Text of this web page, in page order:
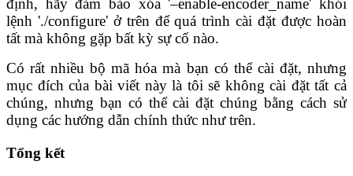
định, hãy đảm bảo xóa '–enable-encoder_name' khỏi
lệnh './configure' ở trên để quá trình cài đặt được hoàn
tất mà không gặp bất kỳ sự cố nào.
Có rất nhiều bộ mã hóa mà bạn có thể cài đặt, nhưng
mục đích của bài viết này là tôi sẽ không cài đặt tất cả
chúng, nhưng bạn có thể cài đặt chúng bằng cách sử
dụng các hướng dẫn chính thức như trên.
Tổng kết